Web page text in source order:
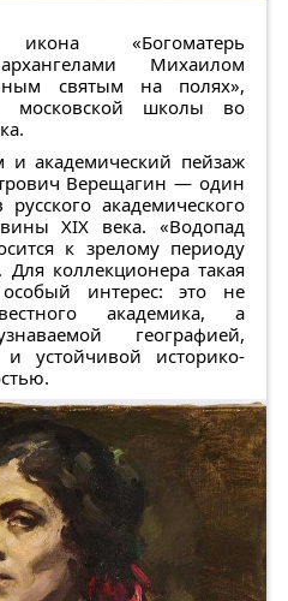
икона «Богоматерь
Михаилом
святым на полях»,
московской школы во
и академический пейзаж
Верещагин— один
академического
XIX века. «Водопад
к зрелому периоду
Для коллекционера такая
особый интерес: это не
академика, а
географией,
и устойчивой историко-